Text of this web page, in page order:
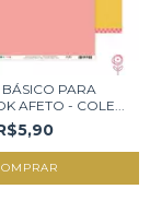
PARA
AFETO - COLE...